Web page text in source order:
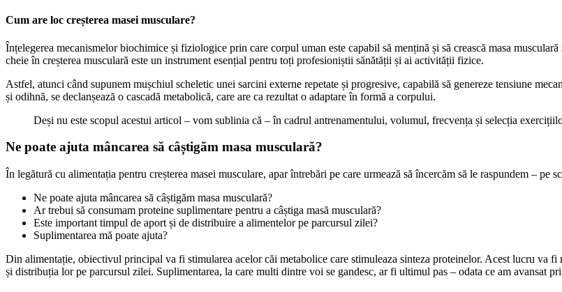
Cum are loc creșterea masei musculare?
Înțelegerea mecanismelor biochimice și fiziologice prin care corpul uman este capabil să mențină și să crească masa
cheie în creșterea musculară este un instrument esențial pentru toți profesioniștii sănătății și ai activității fizice.
Astfel, atunci când supunem mușchiul scheletic unei sarcini externe repetate și progresive, capabilă să genereze tensiune
și odihnă, se declanșează o cascadă metabolică, care are ca rezultat o adaptare în formă a corpului.
Deși nu este scopul acestui articol – vom sublinia că – în cadrul antrenamentului, volumul, frecvența și selecția
Ne poate ajuta mâncarea să câștigăm masa musculară?
În legătură cu alimentația pentru creșterea masei musculare, apar întrebări pe care urmează să încercăm să le raspundem – pe
Ne poate ajuta mâncarea să câștigăm masa musculară?
Ar trebui să consumam proteine ​​suplimentare pentru a câștiga masă musculară?
Este important timpul de aport și de distribuire a alimentelor pe parcursul zilei?
Suplimentarea mă poate ajuta?
Din alimentație, obiectivul principal va fi stimularea acelor căi metabolice care stimuleaza sinteza proteinelor. Acest lucru
​​și distribuția lor pe parcursul zilei. Suplimentarea, la care multi dintre voi se gandesc, ar fi ultimul pas – odata ce am avansat